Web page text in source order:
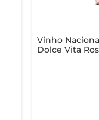
Vinho
Dolce Vita